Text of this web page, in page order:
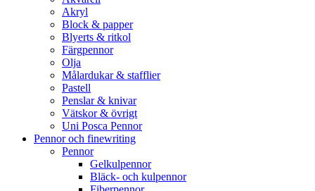
Akryl
Block & papper
Blyerts & ritkol
Färgpennor
Olja
Målardukar & stafflier
Pastell
Penslar & knivar
Vätskor & övrigt
Uni Posca Pennor
Pennor och finewriting
Pennor
Gelkulpennor
Bläck- och kulpennor